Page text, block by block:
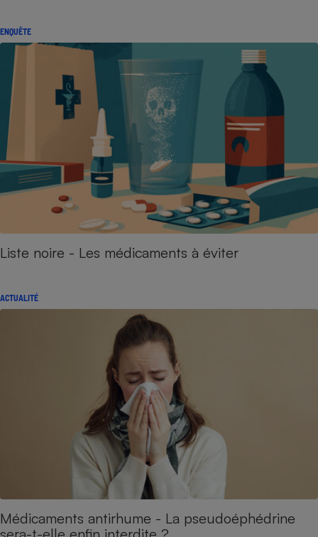
ENQUÊTE
Liste noire - Les médicaments à éviter
ACTUALITÉ
Médicaments antirhume - La pseudoéphédrine